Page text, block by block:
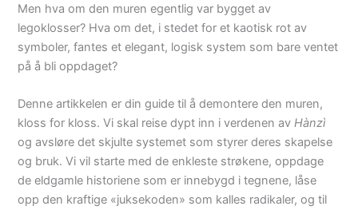
Men hva om den muren egentlig var bygget av
legoklosser? Hva om det, i stedet for et kaotisk rot av
symboler, fantes et elegant, logisk system som bare ventet
på å bli oppdaget?
Denne artikkelen er din guide til å demontere den muren,
kloss for kloss. Vi skal reise dypt inn i verdenen avHànzì
og avsløre det skjulte systemet som styrer deres skapelse
og bruk. Vi vil starte med de enkleste strøkene, oppdage
de eldgamle historiene som er innebygd i tegnene, låse
opp den kraftige «juksekoden» som kalles radikaler, og til